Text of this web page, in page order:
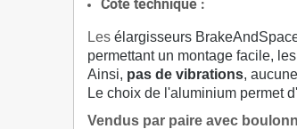
Côté technique :
Les élargisseurs
permettant un montage facile,
Ainsi, pas de vibrations,
Le choix de l'aluminium permet
Vendus par paire avec